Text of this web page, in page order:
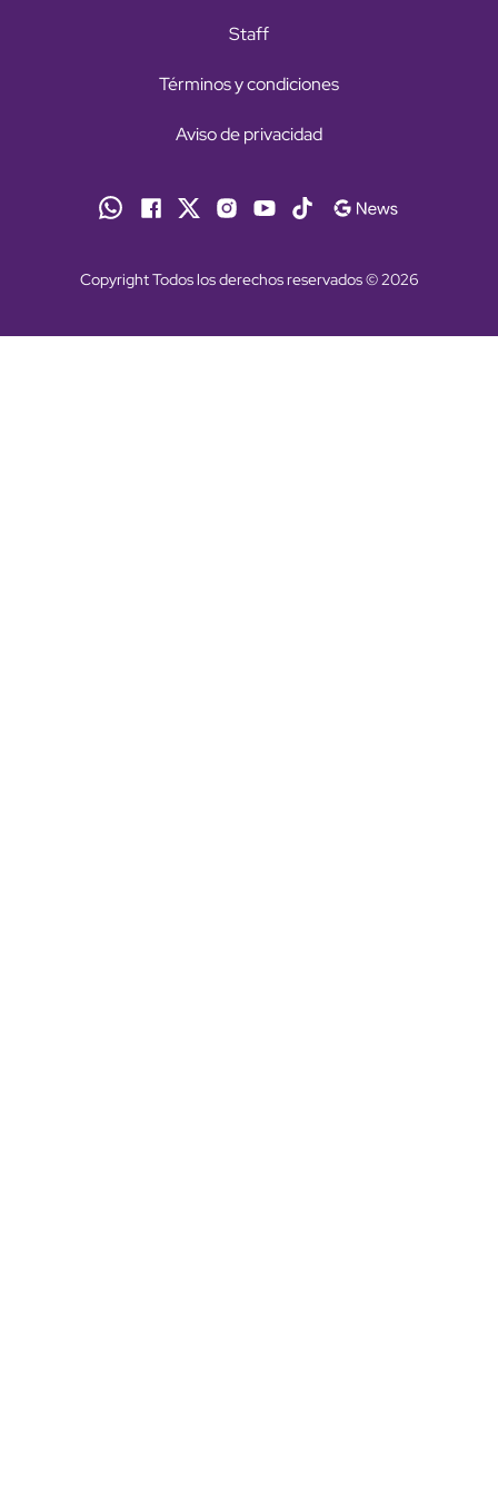
Staff
Términos y condiciones
Aviso de privacidad
Copyright Todos los derechos reservados © 2026